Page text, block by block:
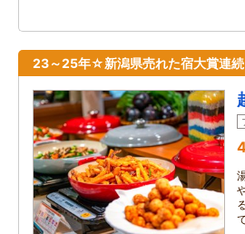
23～25年☆新潟県売れた宿大賞連